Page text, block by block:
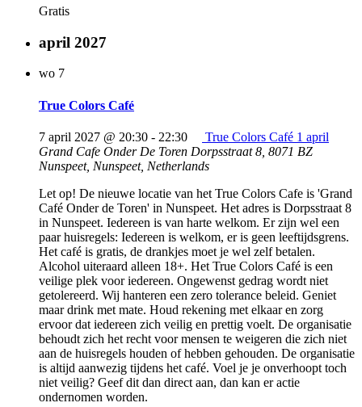
Gratis
april 2027
wo 7
True Colors Café
7 april 2027 @ 20:30 - 22:30
True Colors Café 1 april
Grand Cafe Onder De Toren Dorpsstraat 8, 8071 BZ
Nunspeet, Nunspeet, Netherlands
Let op! De nieuwe locatie van het True Colors Cafe is 'Grand
Café Onder de Toren' in Nunspeet. Het adres is Dorpsstraat 8
in Nunspeet. Iedereen is van harte welkom. Er zijn wel een
paar huisregels: Iedereen is welkom, er is geen leeftijdsgrens.
Het café is gratis, de drankjes moet je wel zelf betalen.
Alcohol uiteraard alleen 18+. Het True Colors Café is een
veilige plek voor iedereen. Ongewenst gedrag wordt niet
getolereerd. Wij hanteren een zero tolerance beleid. Geniet
maar drink met mate. Houd rekening met elkaar en zorg
ervoor dat iedereen zich veilig en prettig voelt. De organisatie
behoudt zich het recht voor mensen te weigeren die zich niet
aan de huisregels houden of hebben gehouden. De organisatie
is altijd aanwezig tijdens het café. Voel je je onverhoopt toch
niet veilig? Geef dit dan direct aan, dan kan er actie
ondernomen worden.